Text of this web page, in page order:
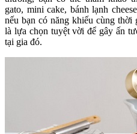
gato, mini cake, bánh lạnh
nếu bạn có năng khiếu cùng
là lựa chọn tuyệt vời để gây ấn
tại gia đó.